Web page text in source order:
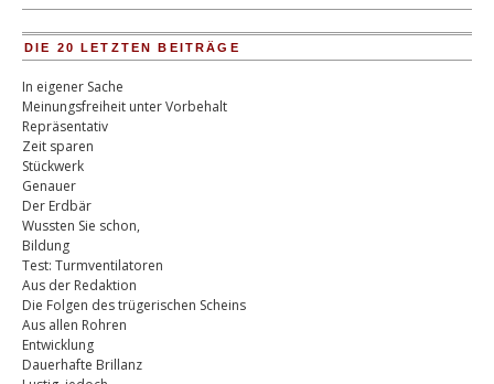
DIE 20 LETZTEN BEITRÄGE
In eigener Sache
Meinungsfreiheit unter Vorbehalt
Repräsentativ
Zeit sparen
Stückwerk
Genauer
Der Erdbär
Wussten Sie schon,
Bildung
Test: Turmventilatoren
Aus der Redaktion
Die Folgen des trügerischen Scheins
Aus allen Rohren
Entwicklung
Dauerhafte Brillanz